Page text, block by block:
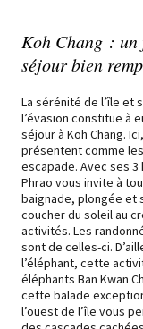
Koh Chang :
séjour bien
La sérénité de l’île et
l’évasion constitue à
séjour à Koh Chang.
présentent comme
escapade. Avec ses
Phrao vous invite à
baignade, plongée et
coucher du soleil au
activités. Les
sont de celles-ci.
l’éléphant, cette
éléphants Ban Kwan
cette balade
l’ouest de l’île vous